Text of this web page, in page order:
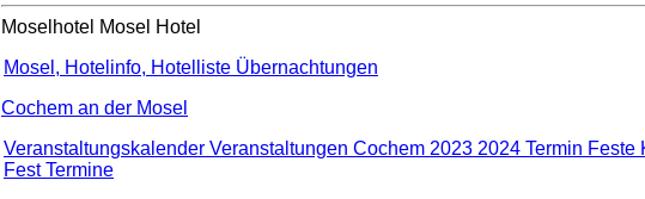
Moselhotel Mosel Hotel
Mosel, Hotelinfo, Hotelliste Übernachtungen
Cochem an der Mosel
Veranstaltungskalender Veranstaltungen Cochem 2023 2024 Termin Feste
Fest Termine